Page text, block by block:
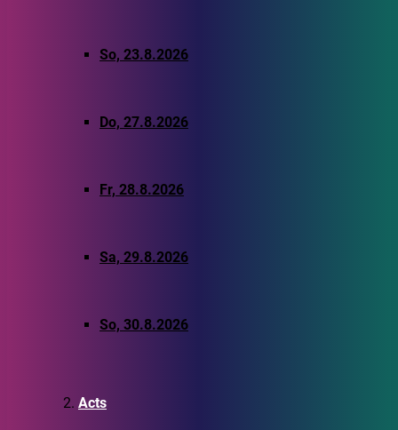
So, 23.8.2026
Do, 27.8.2026
Fr, 28.8.2026
Sa, 29.8.2026
So, 30.8.2026
Acts